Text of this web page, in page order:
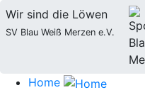
Wir sind die Löwen
SV Blau Weiß Merzen e.V.
Home